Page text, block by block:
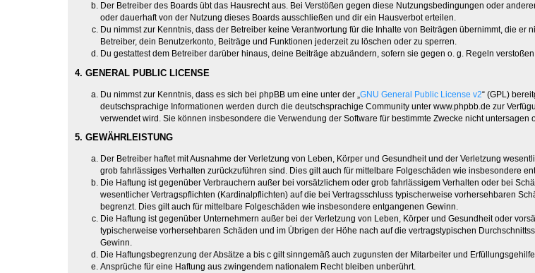
Der Betreiber des Boards übt das Hausrecht aus. Bei Verstößen gegen diese Nutzungsbedingungen oder
oder dauerhaft von der Nutzung dieses Boards ausschließen und dir ein Hausverbot erteilen.
Du nimmst zur Kenntnis, dass der Betreiber keine Verantwortung für die Inhalte von Beiträgen übernimmt, die
Betreiber, dein Benutzerkonto, Beiträge und Funktionen jederzeit zu löschen oder zu sperren.
Du gestattest dem Betreiber darüber hinaus, deine Beiträge abzuändern, sofern sie gegen o. g. Regeln
4. GENERAL PUBLIC LICENSE
Du nimmst zur Kenntnis, dass es sich bei phpBB um eine unter der „ GNU General Public License v2“ (GPL)
deutschsprachige Informationen werden durch die deutschsprachige Community unter www.phpbb.de zur
verwendet wird. Sie können insbesondere die Verwendung der Software für bestimmte Zwecke nicht untersagen
5. GEWÄHRLEISTUNG
Der Betreiber haftet mit Ausnahme der Verletzung von Leben, Körper und Gesundheit und der Verletzung
grob fahrlässiges Verhalten zurückzuführen sind. Dies gilt auch für mittelbare Folgeschäden wie insbesondere
Die Haftung ist gegenüber Verbrauchern außer bei vorsätzlichem oder grob fahrlässigem Verhalten oder bei
wesentlicher Vertragspflichten (Kardinalpflichten) auf die bei Vertragsschluss typischerweise vorhersehbaren
begrenzt. Dies gilt auch für mittelbare Folgeschäden wie insbesondere entgangenen Gewinn.
Die Haftung ist gegenüber Unternehmern außer bei der Verletzung von Leben, Körper und Gesundheit oder
typischerweise vorhersehbaren Schäden und im Übrigen der Höhe nach auf die vertragstypischen
Gewinn.
Die Haftungsbegrenzung der Absätze a bis c gilt sinngemäß auch zugunsten der Mitarbeiter und
Ansprüche für eine Haftung aus zwingendem nationalem Recht bleiben unberührt.